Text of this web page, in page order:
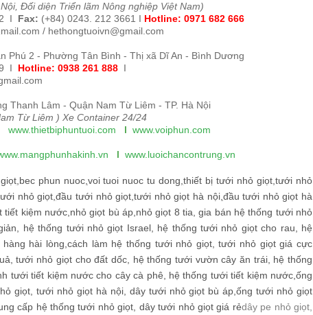
Đối diện Triển lãm Nông nghiệp Việt Nam)
I Fax: (+84) 0243. 212 3661 I Hotline: 0971 682 666
/ hethongtuoivn@gmail.com
Phú 2 - Phường Tân Bình - Thị xã Dĩ An - Bình Dương
I Hotline: 0938 261 888 I
Thanh Lâm - Quận Nam Từ Liêm - TP. Hà Nội
Từ Liêm ) Xe Container 24/24
www.thietbiphuntuoi.com I www.voiphun.com
I www.luoichancontrung.vn
, bec phun nuoc, voi tuoi nuoc tu dong ,thiết bị tưới nhỏ giọt ,tưới nhỏ
nhỏ giọt ,đầu tưới nhỏ giọt ,tưới nhỏ giọt hà nội, đầu tưới nhỏ giọt hà
tiết kiệm nước nhỏ giọt bù áp nhỏ giọt 8 tia, gia bán hệ thống tưới nhỏ
hệ thống tưới nhỏ giọt Israel, hệ thống tưới nhỏ giọt cho rau, hệ
hài lòng,cách làm hệ thống tưới nhỏ giọt, tưới nhỏ giọt giá cực
tưới nhỏ giọt cho đất dốc, hệ thống tưới vườn cây ăn trái, hệ thống
tưới tiết kiệm nước cho cây cà phê, hệ thống tưới tiết kiệm nước,ống
giọt, tưới nhỏ giọt hà nội, dây tưới nhỏ giọt bù áp,ống tưới nhỏ giọt
cấp hệ thống tưới nhỏ giọt, dây tưới nhỏ giọt giá rẻdây pe nhỏ giọt,